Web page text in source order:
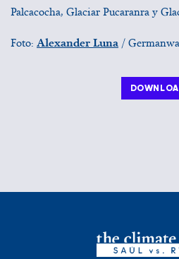
Palcacocha, Glaciar Pucaranra y
Foto: Alexander Luna /